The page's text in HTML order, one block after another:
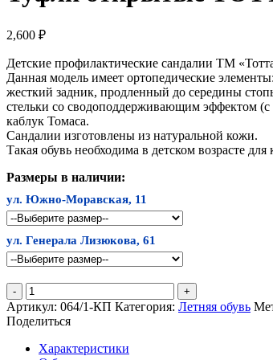
2,600 ₽
Детские профилактические сандалии ТМ
Данная модель имеет ортопедические элементы:
жесткий задник, продленный до середины
стельки со сводоподдерживающим эффектом
каблук Томаса.
Сандалии изготовлены из натуральной кожи.
Такая обувь необходима в детском возрасте
Размеры в наличии:
ул. Южно-Моравская, 11
ул. Генерала Лизюкова, 61
Количество
товара
Туфли
открытые
ТОТТА
Артикул: 064/1-КП Категория: Летняя обувь
Поделиться
Характеристики